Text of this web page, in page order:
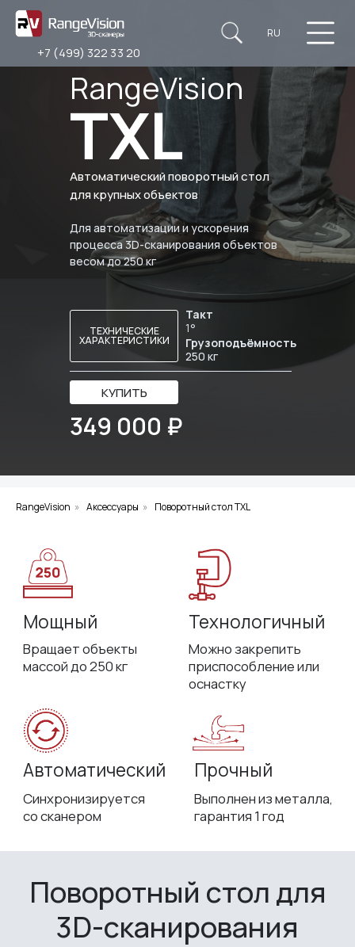
RU
+7 (499) 322 33 20
RangeVision
TXL
Для автоматизации и ускорения
процесса 3D-сканирования объектов
весом до 250 кг
Автоматический поворотный стол
для крупных объектов
Грузоподъёмность
250 кг
349 000 ₽
КУПИТЬ
ТЕХНИЧЕСКИЕ
ХАРАКТЕРИСТИКИ
Такт
1°
RangeVision » Аксессуары » Поворотный стол TXL
массой до 250 кг
Автоматический
Синхронизируется
со сканером
Выполнен из металла,
гарантия 1 год
приспособление или
Поворотный стол для
3D-сканирования